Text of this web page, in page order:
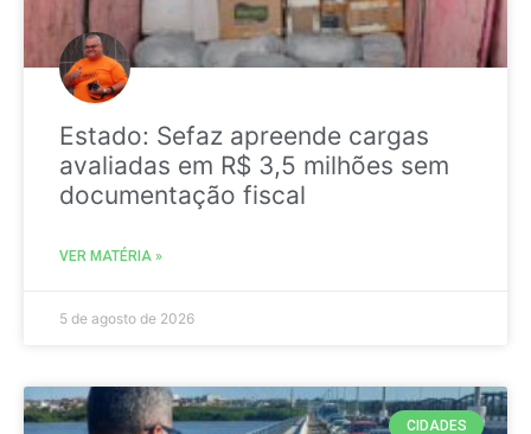
Estado: Sefaz apreende cargas
avaliadas em R$ 3,5 milhões sem
documentação fiscal
VER MATÉRIA »
5 de agosto de 2026
CIDADES